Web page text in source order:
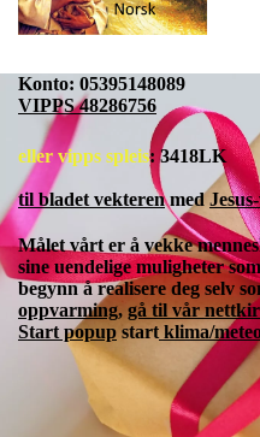
Konto: 05395148089
VIPPS 48286756
eller vipps spleis: 3418LK
til bladet vekterenmed
Målet vårt er å vekke
sine uendelige muligheter
begynn å realisere deg selv
oppvarming, gå til vår
Start popup startklima/